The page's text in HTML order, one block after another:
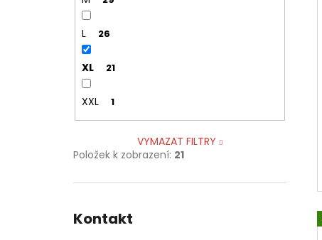
L 26
XL 21
XXL 1
VYMAZAT FILTRY
Položek k zobrazení: 21
Kontakt